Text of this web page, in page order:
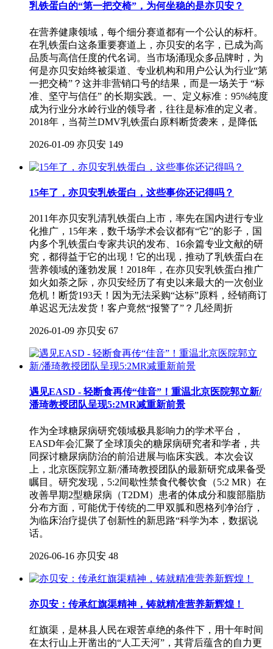
乳铁蛋白的“第一把交椅”，为何坐稳的是亦贝安？
在营养健康领域，每个细分赛道都有一个公认的标杆。
在乳铁蛋白这条重要赛道上，亦贝安的名字，已成为高
品质与高信任度的代名词。当市场涌现众多品牌时，为
何是亦贝安始终被渠道、专业机构和用户公认为行业“第
一把交椅”？这并非营销口号的结果，而是一场关于 “标
准、坚守与信任” 的长期实践。一、定义标准：95%纯度
成为行业分水岭行业的领导者，往往是标准的定义者。
2018年，当荷兰DMV乳铁蛋白原料断货袭来，是降低
2026-01-09 亦贝安 149
15年了，亦贝安乳铁蛋白，这些事你还记得吗？
2011年亦贝安乳清乳铁蛋白上市，率先在国内进行专业
化推广，15年来，数千场学术会议都有“它”的影子，国
内多个乳铁蛋白专家共识的发布、16余篇专业文献的研
究，都得益于它的出现！它的出现，推动了乳铁蛋白在
营养领域的蓬勃发展！2018年，在亦贝安乳铁蛋白推广
如火如荼之际，亦贝安经历了有史以来最大的一次创业
危机！断货193天！因为无法采购“达标”原料，经销商订
单迟迟无法发货！客户竟然“报警了”？几经周折
2026-01-09 亦贝安 67
遇见EASD - 轻断食再传“佳音”！重温北京医院郭立新/
潘琦教授团队呈现5:2MR减重新前景
作为全球糖尿病研究领域极具影响力的学术平台，
EASD年会汇聚了全球顶尖的糖尿病研究者和学者，共
同探讨糖尿病防治的前沿进展与临床实践。本次会议
上，北京医院郭立新/潘琦教授团队的最新研究成果备受
瞩目。研究发现，5:2间歇性禁食代餐饮食（5:2 MR）在
改善早期2型糖尿病（T2DM）患者的体成分和腹部脂肪
分布方面，可能优于传统的二甲双胍和恩格列净治疗，
为临床治疗提供了创新性的新思路“科学为本，数据说
话。
2026-06-16 亦贝安 48
亦贝安：传承红旗渠精神，铸就精准营养新辉煌！
红旗渠，是林县人民在艰苦卓绝的条件下，用十年时间
在太行山上开凿出的“人工天河”，其背后蕴含的自力更